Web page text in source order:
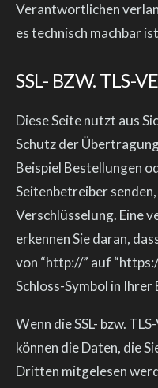
Verantwortlichen
es technisch machbar
SSL- BZW. TLS-
Diese Seite nutzt aus
Schutz der
Beispiel Bestellungen
Seitenbetreiber senden,
Verschlüsselung. Eine
erkennen Sie daran,
von “http://” auf
Schloss-Symbol in
Wenn die SSL- bzw.
können die Daten, die
Dritten mitgelesen